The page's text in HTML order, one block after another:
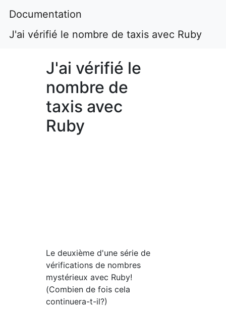
Documentation
J'ai vérifié le nombre de taxis avec Ruby
J'ai vérifié le
nombre de
taxis avec
Ruby
Le deuxième d'une série de
vérifications de nombres
mystérieux avec Ruby!
(Combien de fois cela
continuera-t-il?)